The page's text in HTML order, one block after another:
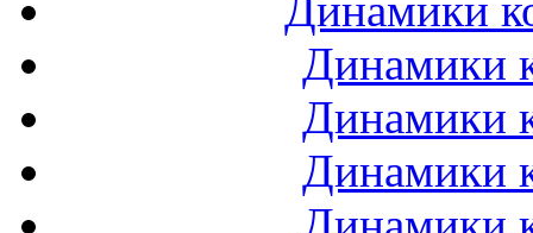
Динамики
Динамики
Динамики
Динамики